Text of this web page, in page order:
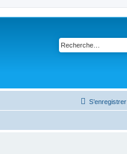
S’enregistrer